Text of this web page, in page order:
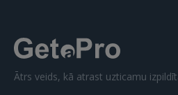
Ātrs veids, kā atrast uzticamu